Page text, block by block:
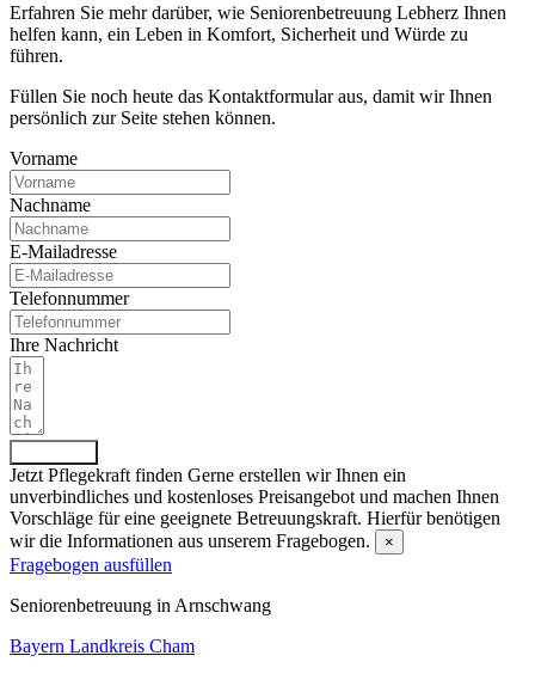
Erfahren Sie mehr darüber, wie Seniorenbetreuung Lebherz Ihnen
helfen kann, ein Leben in Komfort, Sicherheit und Würde zu
führen.
Füllen Sie noch heute das Kontaktformular aus, damit wir Ihnen
persönlich zur Seite stehen können.
Vorname
Nachname
E-Mailadresse
Telefonnummer
Ihre Nachricht
Jetzt Pflegekraft finden Gerne erstellen wir Ihnen ein
unverbindliches und kostenloses Preisangebot und machen Ihnen
Vorschläge für eine geeignete Betreuungskraft. Hierfür benötigen
wir die Informationen aus unserem Fragebogen.
×
Fragebogen ausfüllen
Senioren­betreuung in Arnschwang
Bayern Landkreis Cham